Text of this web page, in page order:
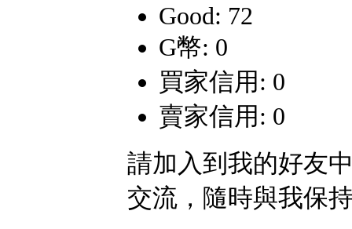
Good: 72
G幣: 0
買家信用: 0
賣家信用: 0
請加入到我的好友
交流，隨時與我保